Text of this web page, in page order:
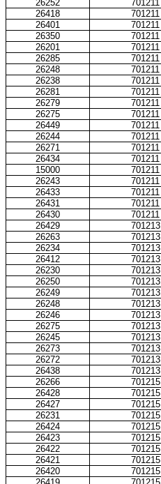
26252
701211
26418
701211
26401
701211
26350
701211
26201
701211
26285
701211
26248
701211
26238
701211
26281
701211
26279
701211
26275
701211
26449
701211
26244
701211
26271
701211
26434
701211
15000
701211
26243
701211
26433
701211
26431
701211
26430
701211
26429
701213
26263
701213
26234
701213
26412
701213
26230
701213
26250
701213
26249
701213
26248
701213
26246
701213
26275
701213
26245
701213
26273
701213
26272
701213
26438
701213
26266
701215
26428
701215
26427
701215
26231
701215
26424
701215
26423
701215
26422
701215
26421
701215
26420
701215